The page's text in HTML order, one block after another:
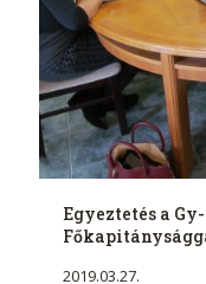
Egyeztetés a
2019.03.27.